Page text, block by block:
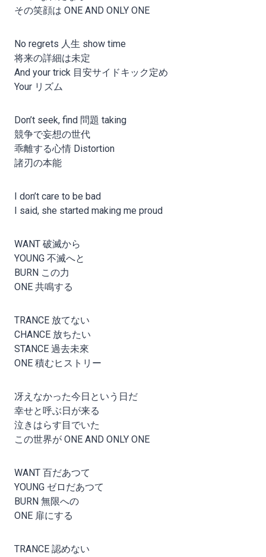
その笑顔は ONE AND ONLY ONE
No regrets 人生 show time
将来の詳細は未定
And your trick 目安サイドキック定め
Your リズム
Don’t seek, find 問題 taking
競争で妄想の世代
乖離する心情 Distortion
諸刃の本能
I don’t care to be bad
I said, she started making me proud
WANT 破滅から
YOUNG 不滅へと
BURN この力
ONE 共鳴する
TRANCE 放てない
CHANCE 放ちたい
STANCE 過去未來
ONE 積むヒストリー
冴えなかった今日という日だ
幸せと呼ぶ日が来る
泣きはらす目でいた
この世界が ONE AND ONLY ONE
WANT 百だあつて
YOUNG ゼロだあつて
BURN 無限への
ONE 扉にする
TRANCE 認めない